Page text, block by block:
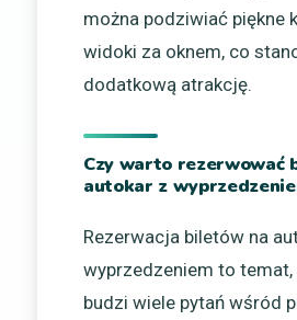
można podziwiać piękne
widoki za oknem, co
dodatkową atrakcję.
Czy warto rezerwować
autokar z
Rezerwacja biletów na
wyprzedzeniem to
budzi wiele pytań wśród